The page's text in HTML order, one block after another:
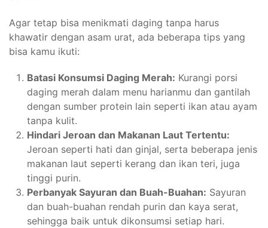
Agar tetap bisa menikmati daging tanpa harus
khawatir dengan asam urat, ada beberapa tips yang
bisa kamu ikuti:
Batasi Konsumsi Daging Merah: Kurangi porsi
daging merah dalam menu harianmu dan gantilah
dengan sumber protein lain seperti ikan atau ayam
tanpa kulit.
Hindari Jeroan dan Makanan Laut Tertentu:
Jeroan seperti hati dan ginjal, serta beberapa jenis
makanan laut seperti kerang dan ikan teri, juga
tinggi purin.
Perbanyak Sayuran dan Buah-Buahan: Sayuran
dan buah-buahan rendah purin dan kaya serat,
sehingga baik untuk dikonsumsi setiap hari.